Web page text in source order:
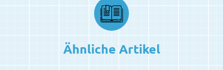
Ähnliche Artikel